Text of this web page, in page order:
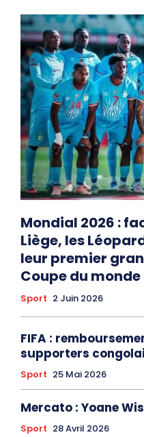
Mondial 2026 :
Liège, les
leur premier
Coupe du monde
Sport 2 Juin 2026
FIFA :
supporters
Sport 25 Mai 2026
Mercato : Yoane
Sport 28 Avril 2026